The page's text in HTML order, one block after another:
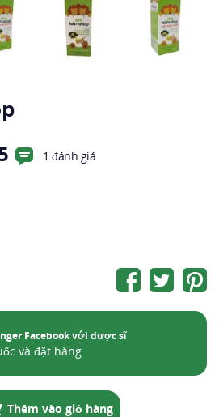
1 đánh giá
Facebook với dược sĩ
và đặt hàng
Thêm vào giỏ hàng